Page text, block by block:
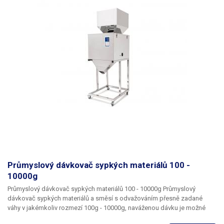
přenášení materiálu je až150l za minutu. Trubkový uzavřený systém
práci, zejména u vyšších dávkovacích a balících zařízení kde rozměry
zařízení neumožnují, aby obsluha pravidelně doplňovala materiál do
dávkovače nebo baličky. Všechny části stroje, které přicházejí při
činnosti do styku s dávkovanými potravinami jsou vyrobeny z
"potravinářské" nerezi: NEREZOVÁ OCEL 1.4301, ČSN 17 240, AISI 304.
jejíž chemické složení vyhovuje normě k použití výrobků pro potraviny.
Prašnost dopravníku lze omezit připevněním tunelové folie na ústí
Dopravník není vhodný pro příliš vlhké materiály nebo látky
Průmyslový dávkovač sypkých materiálů 100 -
10000g
Průmyslový dávkovač sypkých materiálů 100 - 10000g Průmyslový
dávkovač sypkých materiálů a směsí s odvažováním přesně zadané
váhy v jakémkoliv rozmezí 100g - 10000g, naváženou dávku je možné